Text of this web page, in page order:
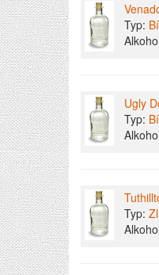
Typ:
Ugly
Typ:
Typ: